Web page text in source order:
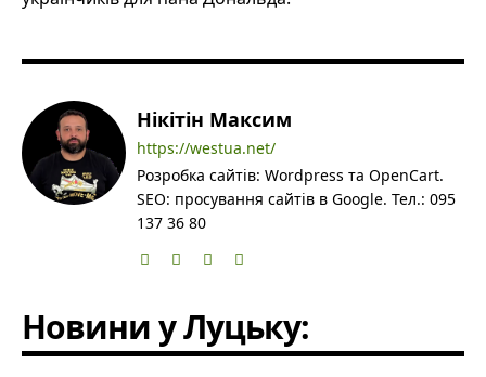
Нікітін Максим
https://westua.net/
Розробка сайтів: Wordpress та OpenCart.
SEO: просування сайтів в Google. Тел.: 095
137 36 80
Новини у Луцьку: